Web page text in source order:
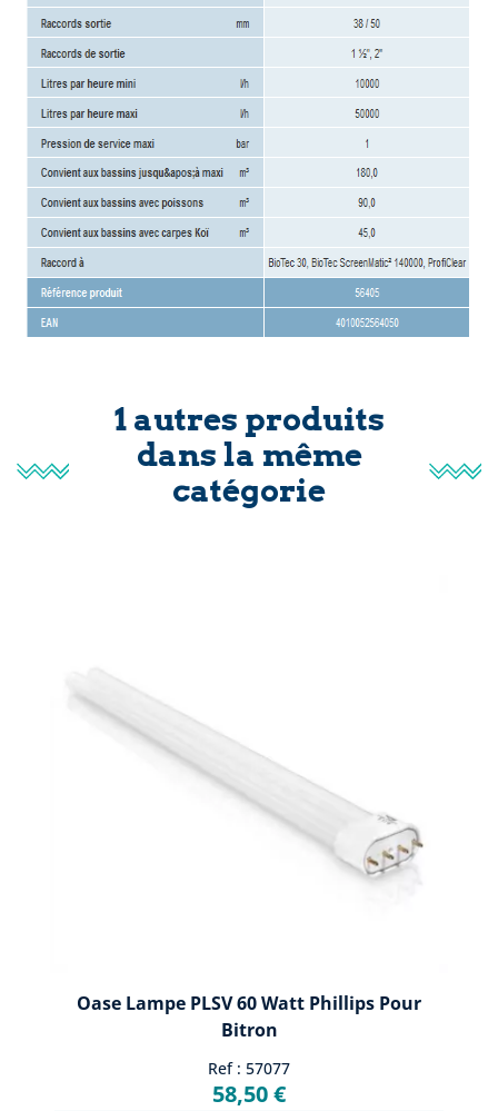
1 autres produits
dans la même
catégorie
Oase Lampe PLSV 60 Watt Phillips Pour
Bitron
Ref : 57077
58,50 €